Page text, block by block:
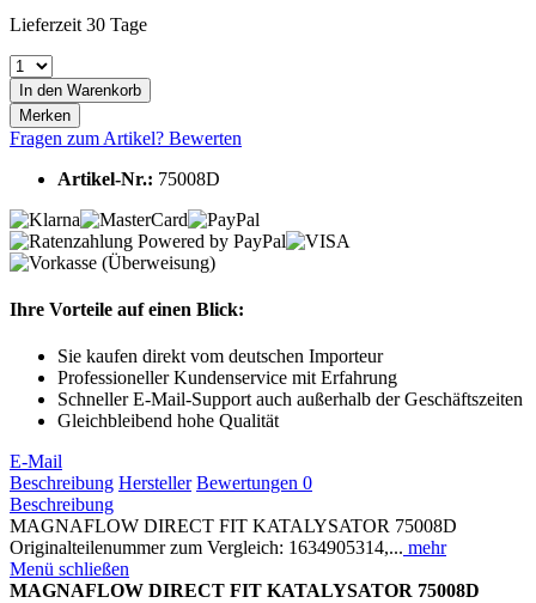
Lieferzeit 30 Tage
In den Warenkorb
Merken
Fragen zum Artikel? Bewerten
Artikel-Nr.: 75008D
Ihre Vorteile auf einen Blick:
Sie kaufen direkt vom deutschen Importeur
Professioneller Kundenservice mit Erfahrung
Schneller E-Mail-Support auch außerhalb der Geschäftszeiten
Gleichbleibend hohe Qualität
E-Mail
Beschreibung Hersteller Bewertungen 0
Beschreibung
MAGNAFLOW DIRECT FIT KATALYSATOR 75008D
Originalteilenummer zum Vergleich: 1634905314,... mehr
Menü schließen
MAGNAFLOW DIRECT FIT KATALYSATOR 75008D